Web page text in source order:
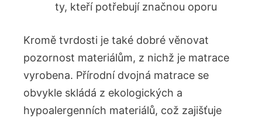
ty, kteří potřebují značnou oporu
Kromě tvrdosti je také⁣ dobré‍ věnovat
pozornost materiálům, z nichž je matrace
vyrobena. Přírodní dvojná matrace se
obvykle skládá ‌z ekologických a
hypoalergenních materiálů, což zajišťuje